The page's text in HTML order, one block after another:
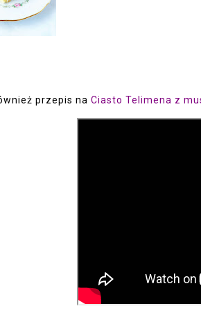
przepis na Ciasto Telimena z